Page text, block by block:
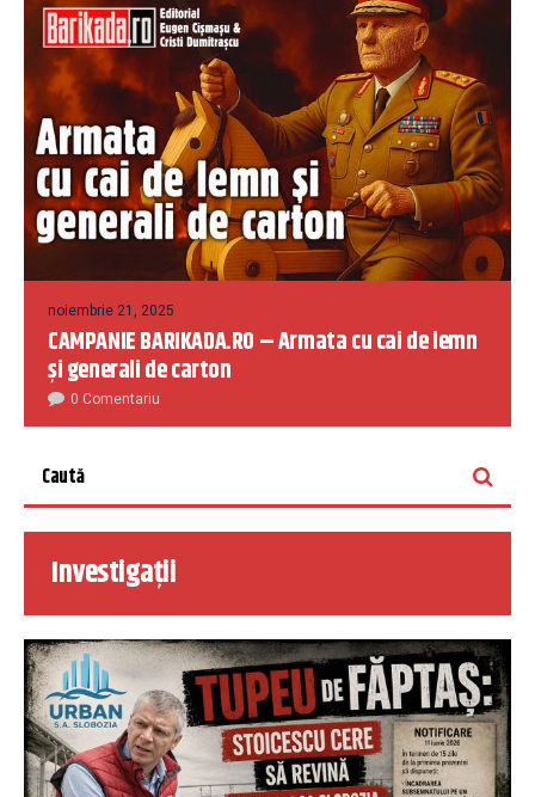
noiembrie 21, 2025
CAMPANIE BARIKADA.RO – Armata cu cai de lemn
și generali de carton
0 Comentariu
Investigații